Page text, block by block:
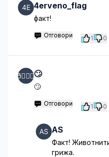
4erveno_flag
факт!
Отговори 1 0
🙄
🙄
Отговори 1 0
AS
Факт!
грижа.